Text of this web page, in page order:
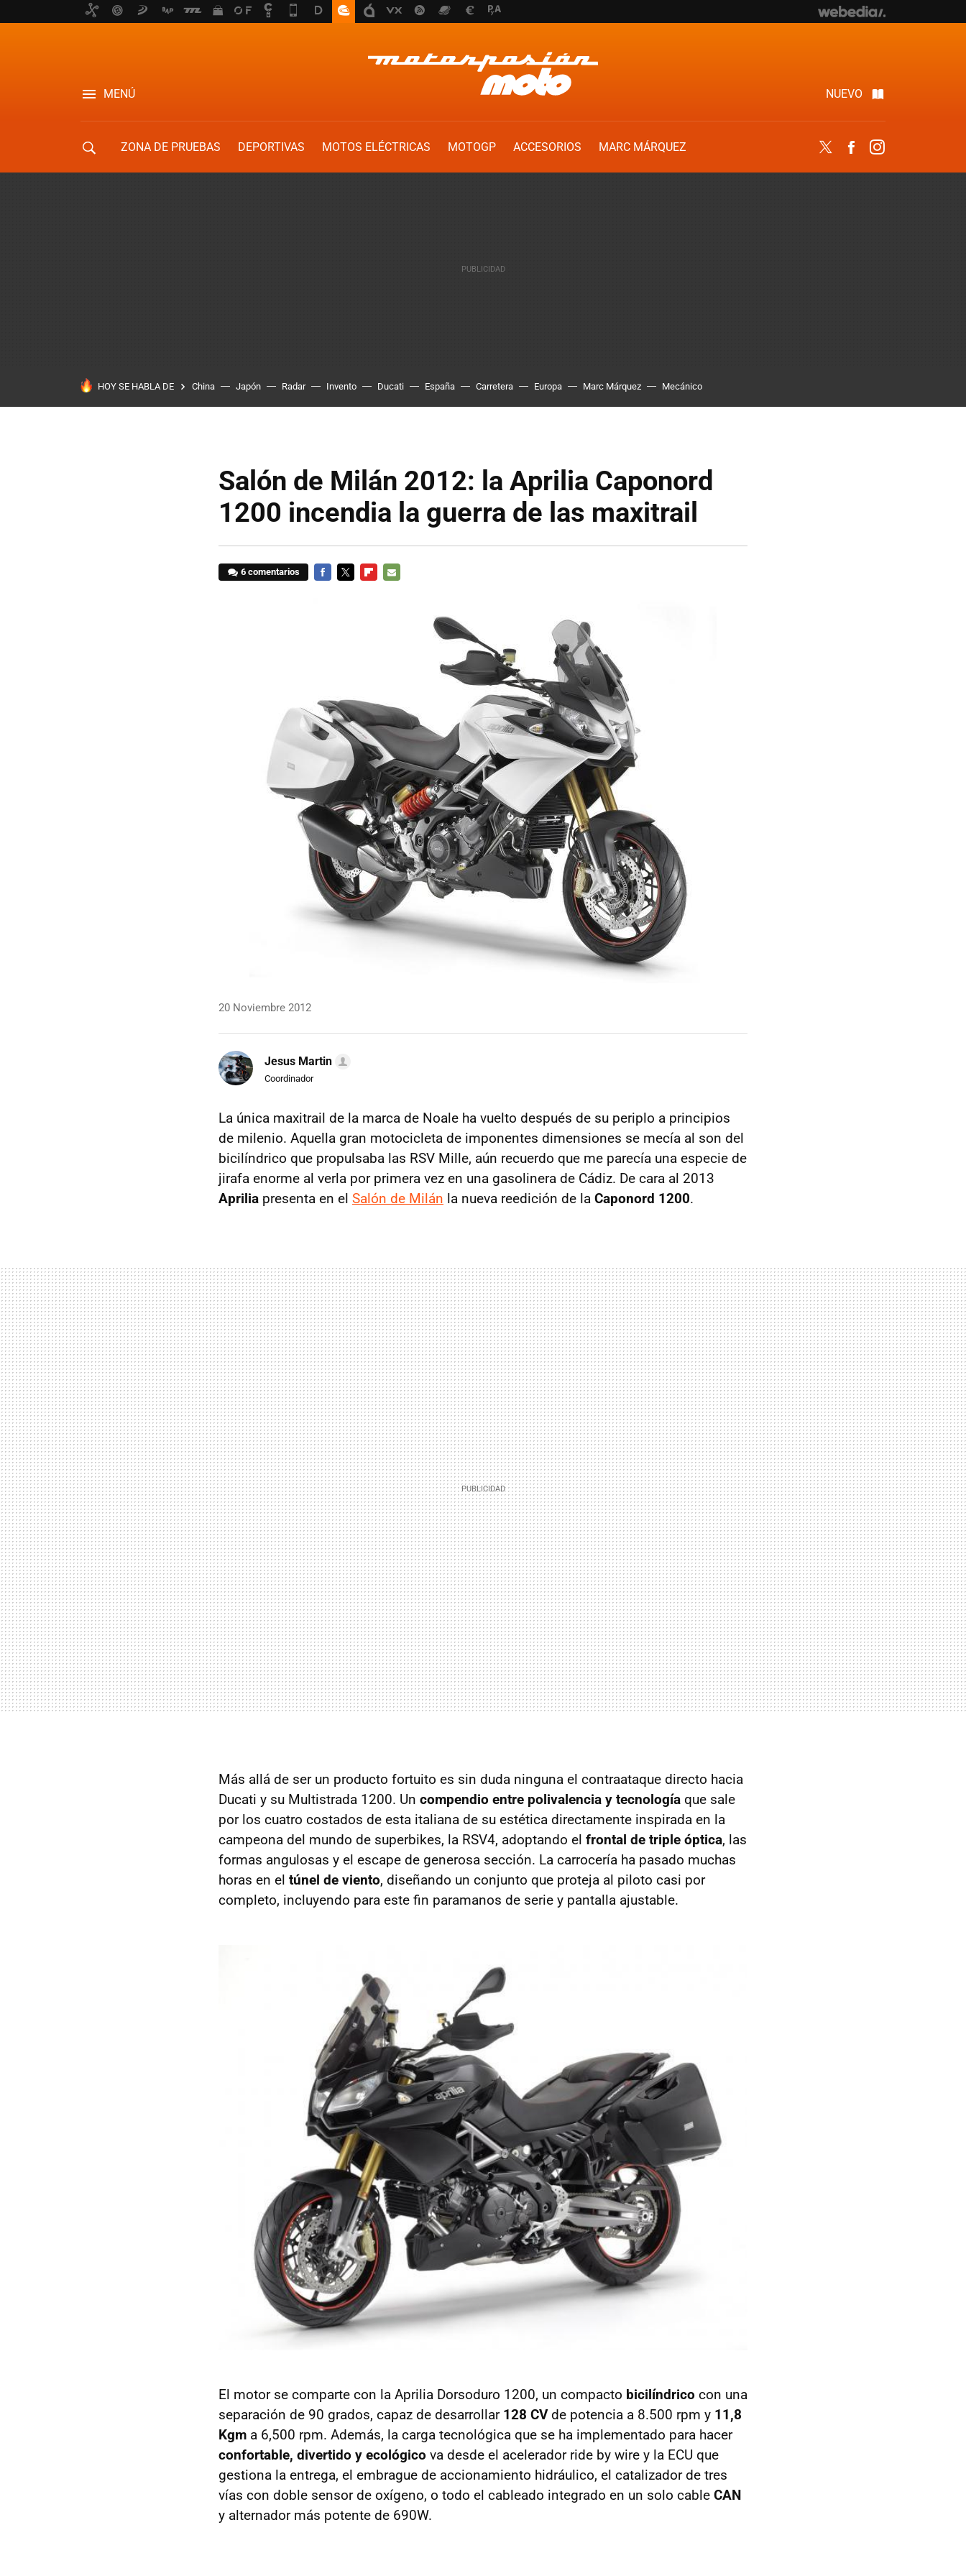
MENÚ NUEVO
ZONA DE PRUEBAS DEPORTIVAS MOTOS ELÉCTRICAS MOTOGP ACCESORIOS
MARC MÁRQUEZ
Twitter Facebook
HOY SE HABLA DE China Japón Radar Invento Ducati España Carretera Europa Marc Márquez Mecánico
Salón de Milán 2012: la Aprilia Caponord
1200 incendia la guerra de las maxitrail
6 comentarios
20 Noviembre 2012
Jesus Martin
Coordinador
La única maxitrail de la marca de Noale ha vuelto después de su periplo a principios
de milenio. Aquella gran motocicleta de imponentes dimensiones se mecía al son del
bicilíndrico que propulsaba las RSV Mille, aún recuerdo que me parecía una especie de
jirafa enorme al verla por primera vez en una gasolinera de Cádiz. De cara al 2013
Aprilia presenta en el Salón de Milán la nueva reedición de la Caponord 1200.
Más allá de ser un producto fortuito es sin duda ninguna el contraataque directo hacia
Ducati y su Multistrada 1200. Un compendio entre polivalencia y tecnología que sale
por los cuatro costados de esta italiana de su estética directamente inspirada en la
campeona del mundo de superbikes, la RSV4, adoptando el frontal de triple óptica, las
formas angulosas y el escape de generosa sección. La carrocería ha pasado muchas
horas en el túnel de viento, diseñando un conjunto que proteja al piloto casi por
completo, incluyendo para este fin paramanos de serie y pantalla ajustable.
El motor se comparte con la Aprilia Dorsoduro 1200, un compacto bicilíndrico con una
separación de 90 grados, capaz de desarrollar 128 CVde potencia a 8.500 rpm y 11,8
Kgm a 6,500 rpm. Además, la carga tecnológica que se ha implementado para hacer
confortable, divertido y ecológico va desde el acelerador ride by wire y la ECU que
gestiona la entrega, el embrague de accionamiento hidráulico, el catalizador de tres
vías con doble sensor de oxígeno, o todo el cableado integrado en un solo cable CAN
y alternador más potente de 690W.